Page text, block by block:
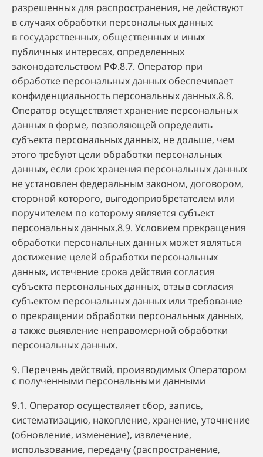
разрешенных для распространения, не действуют
в случаях обработки персональных данных
в государственных, общественных и иных
публичных интересах, определенных
законодательством РФ.8.7. Оператор при
обработке персональных данных обеспечивает
конфиденциальность персональных данных.8.8.
Оператор осуществляет хранение персональных
данных в форме, позволяющей определить
субъекта персональных данных, не дольше, чем
этого требуют цели обработки персональных
данных, если срок хранения персональных данных
не установлен федеральным законом, договором,
стороной которого, выгодоприобретателем или
поручителем по которому является субъект
персональных данных.8.9. Условием прекращения
обработки персональных данных может являться
достижение целей обработки персональных
данных, истечение срока действия согласия
субъекта персональных данных, отзыв согласия
субъектом персональных данных или требование
о прекращении обработки персональных данных,
а также выявление неправомерной обработки
персональных данных.
9. Перечень действий, производимых Оператором
с полученными персональными данными
9.1. Оператор осуществляет сбор, запись,
систематизацию, накопление, хранение, уточнение
(обновление, изменение), извлечение,
использование, передачу (распространение,